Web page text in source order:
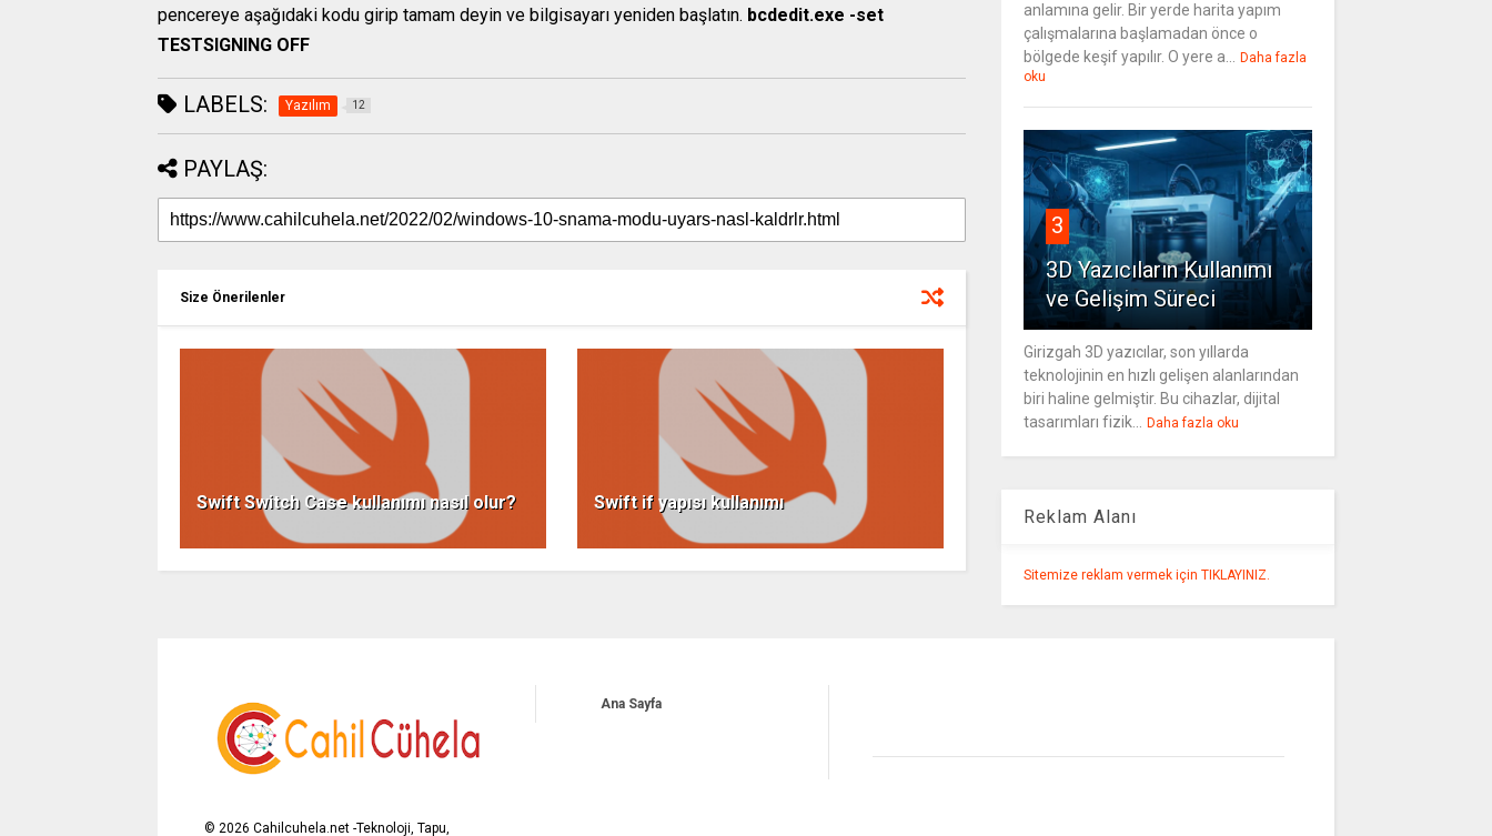
pencereye aşağıdaki kodu girip tamam deyin ve bilgisayarı yeniden başlatın. bcdedit.exe -set
TESTSIGNING OFF
LABELS: Yazılım 12
PAYLAŞ:
Size Önerilenler
Swift Switch Case kullanımı nasıl olur? Swift if yapısı kullanımı
anlamına gelir. Bir yerde harita yapım
çalışmalarına başlamadan önce o
bölgede keşif yapılır. O yere a...
Daha fazla
oku
3
3D Yazıcıların Kullanımı
ve Gelişim Süreci
Girizgah 3D yazıcılar, son yıllarda
teknolojinin en hızlı gelişen alanlarından
biri haline gelmiştir. Bu cihazlar, dijital
tasarımları fizik...
Daha fazla oku
Reklam Alanı
Sitemize reklam vermek için TIKLAYINIZ.
©2026 Cahilcuhela.net -Teknoloji, Tapu,
Ana Sayfa